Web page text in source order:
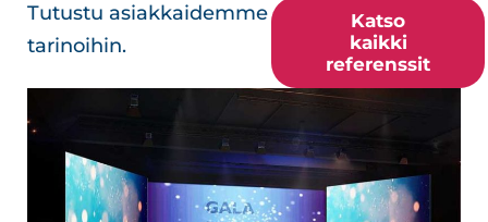
Tutustu asiakkaidemme
tarinoihin.
Katso
kaikki
referenssit